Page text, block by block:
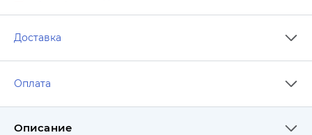
Доставка
Оплата
Описание